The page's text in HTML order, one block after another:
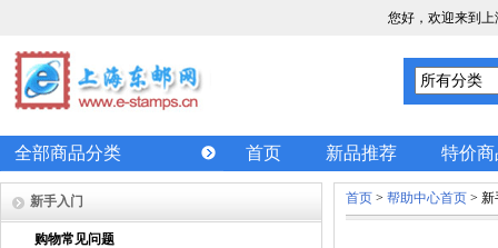
您好，欢迎来到
全部商品分类 首页 新品推荐 特价商
新手入门
购物常见问题
首页 > 帮助中心首页 > 新